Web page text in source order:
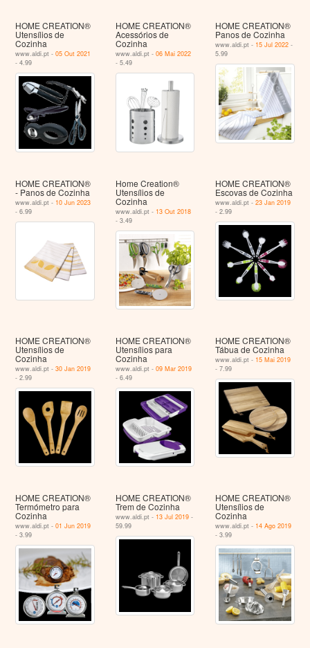
HOME CREATION®
Utensílios de
Cozinha
www.aldi.pt -05 Out 2021
- 4.99
HOME CREATION®
Acessórios de
Cozinha
www.aldi.pt - 06 Mai 2022
- 5.49
HOME CREATION®
Panos de Cozinha
www.aldi.pt - 15 Jul 2022 -
5.99
HOME CREATION®
- Panos de Cozinha
www.aldi.pt - 10 Jun 2023
- 6.99
Home Creation®
Utensílios de
Cozinha
www.aldi.pt - 13 Out 2018
- 3.49
HOME CREATION®
Escovas de Cozinha
www.aldi.pt -23 Jan 2019
- 2.99
HOME CREATION®
Utensílios de
Cozinha
www.aldi.pt -30 Jan 2019
- 2.99
HOME CREATION®
Utensílios para
Cozinha
www.aldi.pt - 09 Mar 2019
- 6.49
HOME CREATION®
Tábua de Cozinha
www.aldi.pt - 15 Mai 2019
- 7.99
HOME CREATION®
Termómetro para
Cozinha
www.aldi.pt -01 Jun 2019
- 3.99
HOME CREATION®
Trem de Cozinha
www.aldi.pt - 13 Jul 2019-
59.99
HOME CREATION®
Utensílios de
Cozinha
www.aldi.pt - 14 Ago 2019
- 3.99